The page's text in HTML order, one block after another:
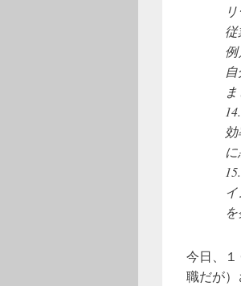
例
ま
今日、
職だが）